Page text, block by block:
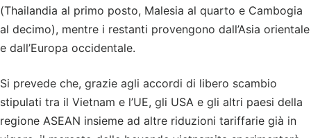
(Thailandia al primo posto, Malesia al quarto e Cambogia
al decimo), mentre i restanti provengono dall’Asia orientale
e dall’Europa occidentale.
Si prevede che, grazie agli accordi di libero scambio
stipulati tra il Vietnam e l’UE, gli USA e gli altri paesi della
regione ASEAN insieme ad altre riduzioni tariffarie già in